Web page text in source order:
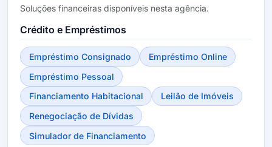
Soluções financeiras disponíveis nesta agência.
Crédito e Empréstimos
Empréstimo Consignado
Empréstimo Online
Empréstimo Pessoal
Financiamento Habitacional
Leilão de Imóveis
Renegociação de Dívidas
Simulador de Financiamento